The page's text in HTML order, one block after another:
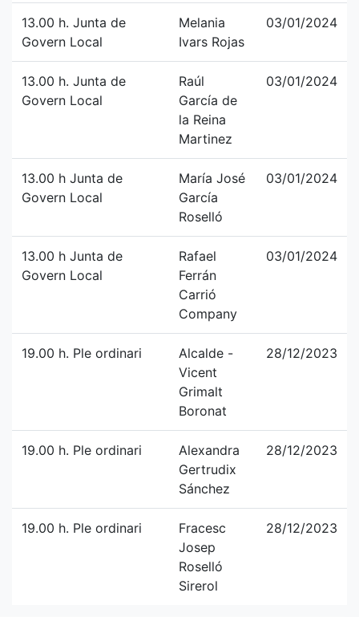
13.00 h. Junta de
Govern Local
Melania
Ivars Rojas
03/01/2024
13.00 h. Junta de
Govern Local
Raúl
García de
la Reina
Martinez
03/01/2024
13.00 h Junta de
Govern Local
María José
García
Roselló
03/01/2024
13.00 h Junta de
Govern Local
Rafael
Ferrán
Carrió
Company
03/01/2024
19.00 h. Ple ordinari
Alcalde -
Vicent
Grimalt
Boronat
28/12/2023
19.00 h. Ple ordinari
Alexandra
Gertrudix
Sánchez
28/12/2023
19.00 h. Ple ordinari
Fracesc
Josep
Roselló
Sirerol
28/12/2023